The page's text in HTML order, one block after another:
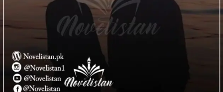
کچھ ہوگا” سب کچھ اپنی آنکھوں سے دیکھ کر وہ خاموش نہ رہ سکی
اس کی آواز سن کر ایک دفعہ تو مریم خان اور ہمیش خان جی جان
سے لرز گئے۔۔۔۔۔
مریم کو بیڈ پر بٹھا کر اسکی طرف لپکا۔